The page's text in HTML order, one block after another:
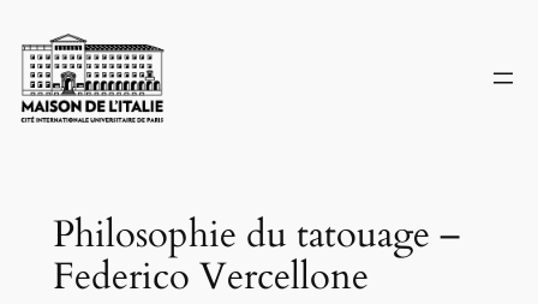
to
content
Philosophie du tatouage –
Federico Vercellone